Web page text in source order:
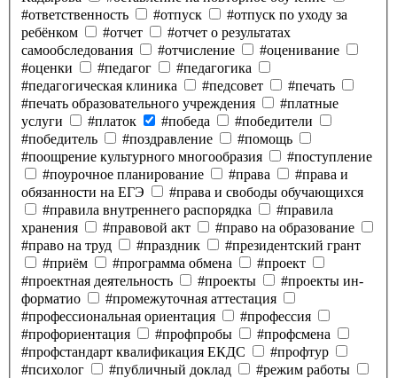
#ответственность
#отпуск
#отпуск по уходу за
ребёнком
#отчет
#отчет о результатах
самообследования
#отчисление
#оценивание
#оценки
#педагог
#педагогика
#педагогическая клиника
#педсовет
#печать
#печать образовательного учреждения
#платные
услуги
#платок #победа
#победители
#победитель
#поздравление
#помощь
#поощрение культурного многообразия
#поступление
#поурочное планирование
#права
#права и
обязанности на ЕГЭ
#права и свободы обучающихся
#правила внутреннего распорядка
#правила
хранения
#правовой акт
#право на образование
#право на труд
#праздник
#президентский грант
#приём
#программа обмена
#проект
#проектная деятельность
#проекты
#проекты ин-
форматио
#промежуточная аттестация
#профессиональная ориентация
#профессия
#профориентация
#профпробы
#профсмена
#профстандарт квалификация ЕКДС
#профтур
#психолог
#публичный доклад
#режим работы